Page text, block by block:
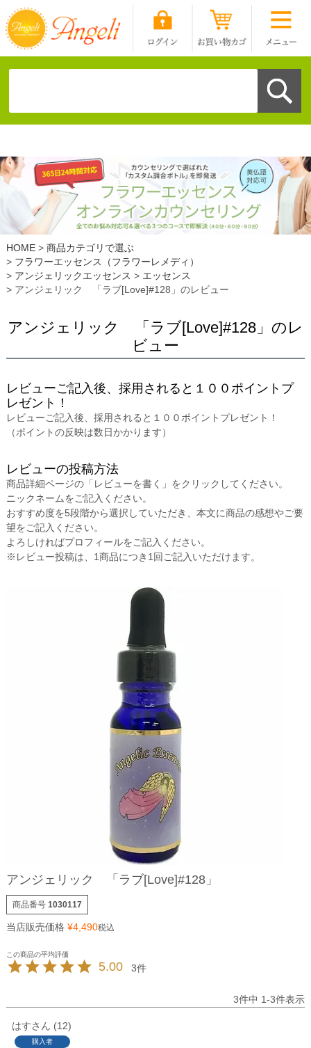
HOME
商品カテゴリで選ぶ
フラワーエッセンス（フラワーレメディ）
アンジェリックエッセンス
エッセンス
アンジェリック 「ラブ[Love]#128」のレビュー
アンジェリック 「ラブ[Love]#128」のレ
ビュー
レビューご記入後、採用されると１００ポイントプ
レゼント！
レビューご記入後、採用されると１００ポイントプレゼント！
（ポイントの反映は数日かかります）
レビューの投稿方法
商品詳細ページの「レビューを書く」をクリックしてください。
ニックネームをご記入ください。
おすすめ度を5段階から選択していただき、本文に商品の感想やご要
望をご記入ください。
よろしければプロフィールをご記入ください。
※レビュー投稿は、1商品につき1回ご記入いただけます。
アンジェリック 「ラブ[Love]#128」
商品番号 1030117
当店販売価格 ¥4,490税込
5.00 3
3件中 1-3件表示
はす 12
購入者